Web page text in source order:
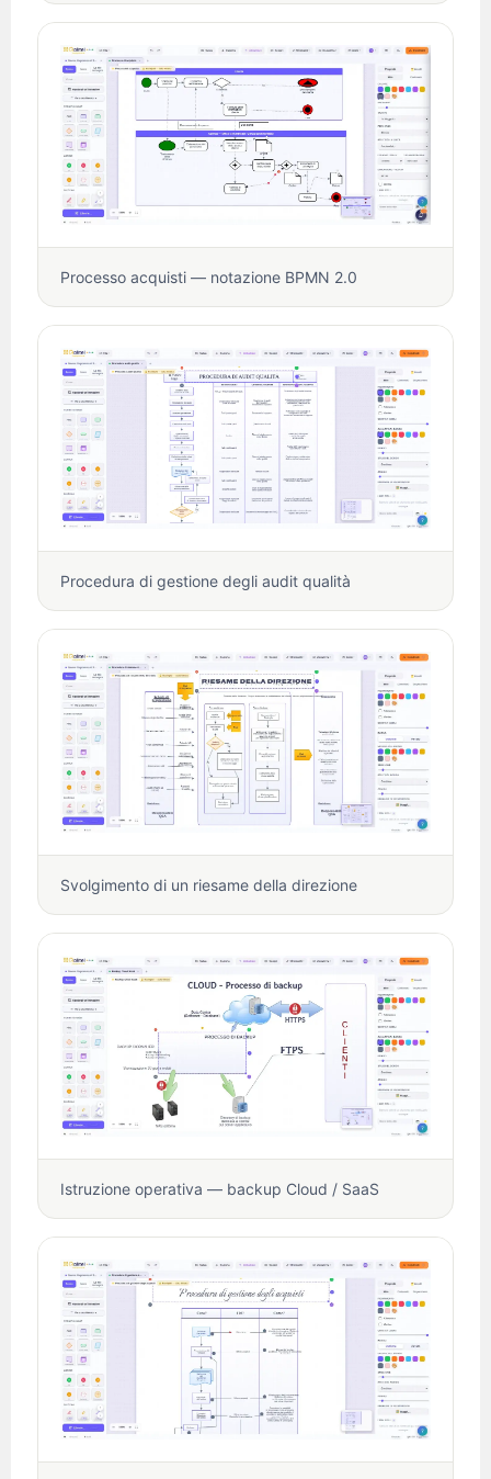
Processo acquisti — notazione BPMN 2.0
Procedura di gestione degli audit qualità
Svolgimento di un riesame della direzione
Istruzione operativa — backup Cloud / SaaS